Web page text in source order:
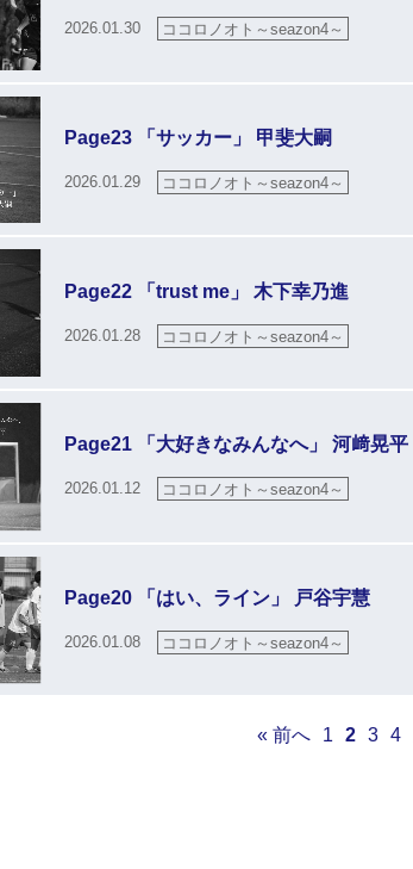
2026.01.30 ココロノオト～seazon4～
Page23 「サッカー」 甲斐大嗣
2026.01.29 ココロノオト～seazon4～
Page22 「trust me」 木下幸乃進
2026.01.28 ココロノオト～seazon4～
Page21 「大好きなみんなへ」 河﨑晃平
2026.01.12 ココロノオト～seazon4～
Page20 「はい、ライン」 戸谷宇慧
2026.01.08 ココロノオト～seazon4～
« 前へ 1 2 3 4